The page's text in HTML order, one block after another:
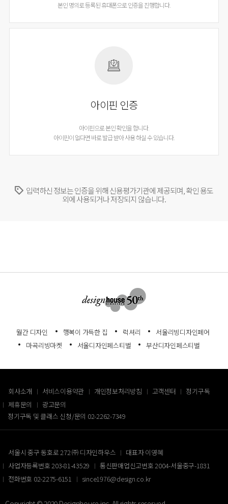
본인 명의로 등록된 휴대폰으로 인증을 진행합니다.
아이핀 인증
아이핀으로 본인 확인을 합니다.
아이핀이 없다면 바로 발급 받아 사용 하실 수 있습니다.
입력하신 정보는 인증을 위해 신용평가기관에 제공되며, 확인 용도
외에 사용되거나 저장되지 않습니다.
월간 디자인 행복이 가득한 집 럭셔리
서울리빙디자인페어
마곡리빙마켓
서울디자인페스티벌 부산디자인페스티벌
회사소개 서비스이용약관 개인정보처리방침 고객센터
정기구독
제휴문의
광고문의
정기구독 및 클래스 신청/문의 02-2262-7349
서울시 중구 동호로 272 ㈜ 디자인하우스
대표자 이영혜
사업자등록번호 203-81-43529
통신판매업신고번호 2004-서울중구-1831
전화번호 02-2275-6151
since1976@design.co.kr